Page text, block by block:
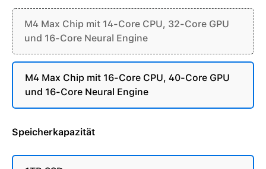
M4 Max Chip mit 14-Core CPU, 32-Core GPU
und 16-Core Neural Engine
M4 Max Chip mit 16-Core CPU, 40-Core GPU
und 16-Core Neural Engine
Speicherkapazität